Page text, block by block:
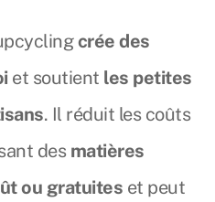
crée des
et soutient les petites
. Il réduit les coûts
des matières
ou gratuites et peut